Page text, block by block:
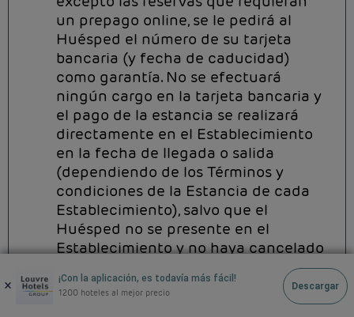
un prepago online, se le pedirá al
Huésped el número de su tarjeta
bancaria (y fecha de caducidad)
como garantía. No se efectuará
ningún cargo en la tarjeta bancaria y
el pago de la estancia se realizará
directamente en el Establecimiento
en la fecha de llegada o salida
(dependiendo de los Términos y
condiciones de la Estancia de cada
Establecimiento), salvo que el
Huésped no se presente en el
Establecimiento y no haya cancelado
su Reserva con antelación según las
condiciones de cancelación de la
× ¡Con la aplicación, es todavía más fácil!
1200 hoteles al mejor precio
Descargar